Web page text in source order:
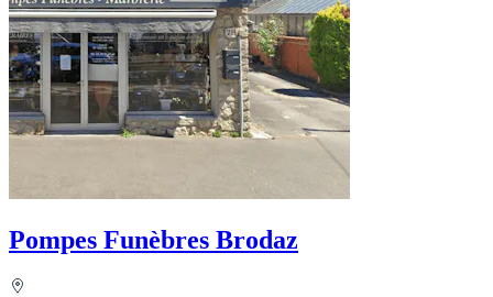
Pompes Funèbres Brodaz